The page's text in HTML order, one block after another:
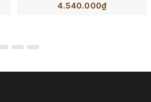
4.540.000₫